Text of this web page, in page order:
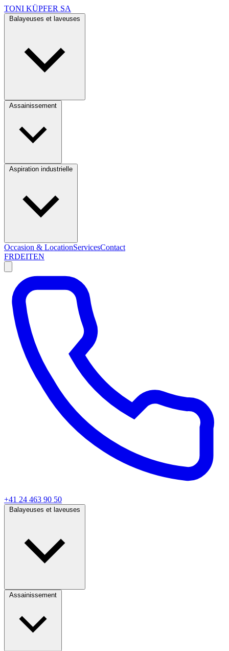
TONI KÜPFER SA
Occasion & LocationServicesContact
FRDEITEN
+41 24 463 90 50